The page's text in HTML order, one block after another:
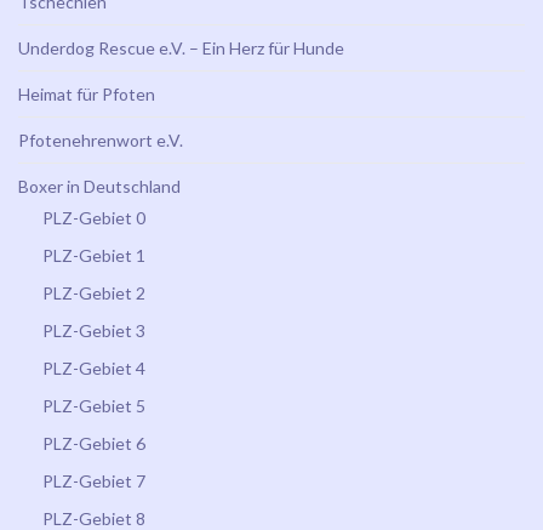
Underdog Rescue e.V. – Ein Herz für Hunde
Heimat für Pfoten
Pfotenehrenwort e.V.
Boxer in Deutschland
PLZ-Gebiet 0
PLZ-Gebiet 1
PLZ-Gebiet 2
PLZ-Gebiet 3
PLZ-Gebiet 4
PLZ-Gebiet 5
PLZ-Gebiet 6
PLZ-Gebiet 7
PLZ-Gebiet 8